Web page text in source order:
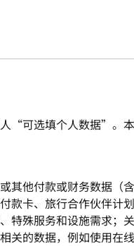
“可选填个人数据”。
其他付款或财务数据（
款卡、旅行合作伙伴计
特殊服务和设施需求；
关的数据，例如使用在